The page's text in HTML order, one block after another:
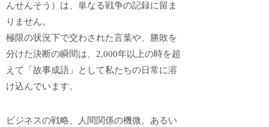
んせんそう）は、単なる戦争の記録に留ま
りません。
極限の状況下で交わされた言葉や、勝敗を
分けた決断の瞬間は、2,000年以上の時を超
えて「故事成語」として私たちの日常に溶
け込んでいます。
ビジネスの戦略、人間関係の機微、あるい